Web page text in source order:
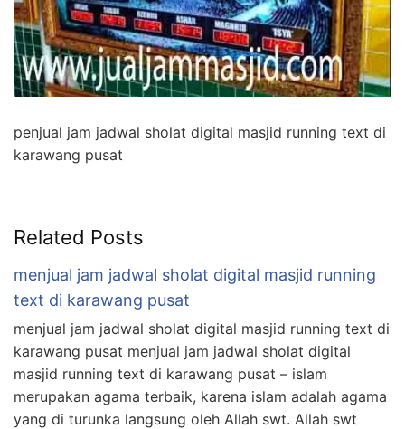
penjual jam jadwal sholat digital masjid running text di
karawang pusat
Related Posts
menjual jam jadwal sholat digital masjid running
text di karawang pusat
menjual jam jadwal sholat digital masjid running text di
karawang pusat menjual jam jadwal sholat digital
masjid running text di karawang pusat – islam
merupakan agama terbaik, karena islam adalah agama
yang di turunka langsung oleh Allah swt. Allah swt